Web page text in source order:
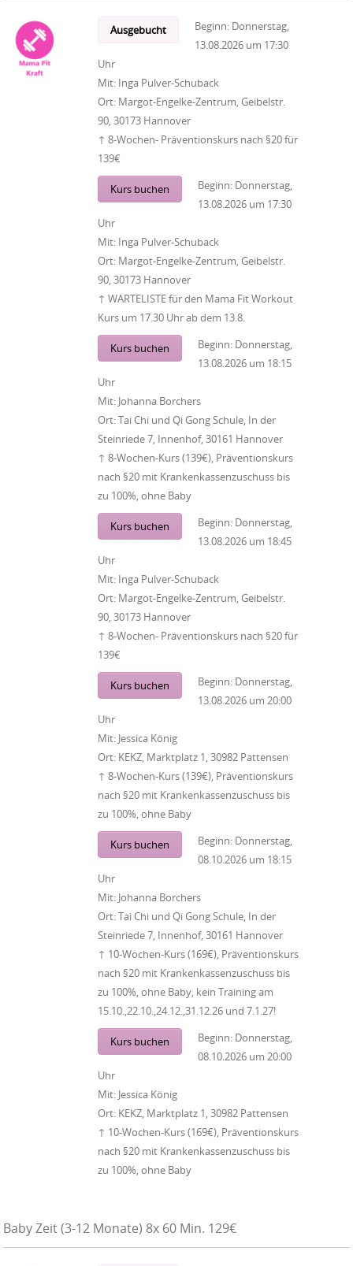
Ausgebucht Beginn: Donnerstag,
13.08.2026 um 17:30
Uhr
Mit: Inga Pulver-Schuback
Ort: Margot-Engelke-Zentrum, Geibelstr.
90, 30173 Hannover
↑ 8-Wochen- Präventionskurs nach §20 für
139€
Kurs buchen Beginn: Donnerstag,
13.08.2026 um 17:30
Uhr
Mit: Inga Pulver-Schuback
Ort: Margot-Engelke-Zentrum, Geibelstr.
90, 30173 Hannover
↑ WARTELISTE für den Mama Fit Workout
Kurs um 17.30 Uhr ab dem 13.8.
Kurs buchen Beginn: Donnerstag,
13.08.2026 um 18:15
Uhr
Mit: Johanna Borchers
Ort:Tai Chi und Qi Gong Schule, In der
Steinriede 7, Innenhof, 30161 Hannover
↑ 8-Wochen-Kurs (139€), Präventionskurs
nach §20 mit Krankenkassenzuschuss bis
zu 100%, ohne Baby
Kurs buchen Beginn: Donnerstag,
13.08.2026 um 18:45
Uhr
Mit: Inga Pulver-Schuback
Ort: Margot-Engelke-Zentrum, Geibelstr.
90, 30173 Hannover
↑ 8-Wochen- Präventionskurs nach §20 für
139€
Kurs buchen Beginn: Donnerstag,
13.08.2026 um 20:00
Uhr
Mit: Jessica König
Ort: KEKZ, Marktplatz 1, 30982 Pattensen
↑ 8-Wochen-Kurs (139€), Präventionskurs
nach §20 mit Krankenkassenzuschuss bis
zu 100%, ohne Baby
Kurs buchen Beginn: Donnerstag,
08.10.2026 um 18:15
Uhr
Mit: Johanna Borchers
Ort:Tai Chi und Qi Gong Schule, In der
Steinriede 7, Innenhof, 30161 Hannover
↑ 10-Wochen-Kurs (169€), Präventionskurs
nach §20 mit Krankenkassenzuschuss bis
zu 100%, ohne Baby, kein Training am
15.10.,22.10.,24.12.,31.12.26 und 7.1.27!
Kurs buchen Beginn: Donnerstag,
08.10.2026 um 20:00
Uhr
Mit: Jessica König
Ort: KEKZ, Marktplatz 1, 30982 Pattensen
↑ 10-Wochen-Kurs (169€), Präventionskurs
nach §20 mit Krankenkassenzuschuss bis
zu 100%, ohne Baby
Baby Zeit (3-12 Monate) 8x 60 Min. 129€